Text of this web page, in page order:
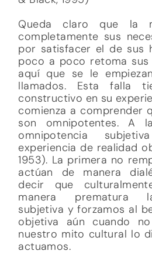
Queda claro que la
completamente sus
por satisfacer el de sus
poco a poco retoma sus
aquí que se le
llamados. Esta falla
constructivo en su
comienza a comprender
son omnipotentes. A
omnipotencia
experiencia de realidad
1953). La primera no
actúan de manera
decir que
manera prematura
subjetiva y forzamos al
objetiva aún cuando
nuestro mito cultural lo
actuamos.